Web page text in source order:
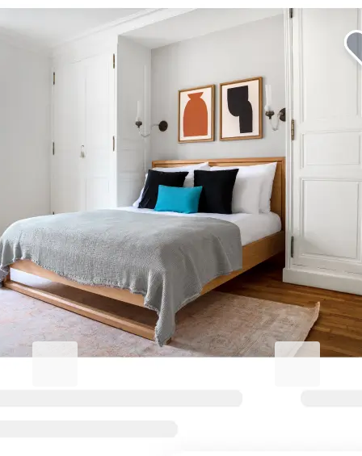
Eleva tu estadía en Edgewood
Park